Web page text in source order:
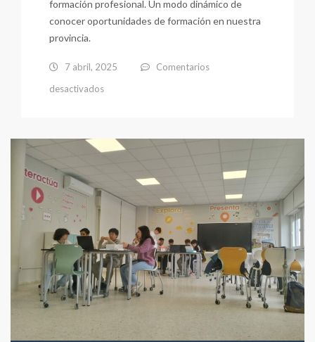
formación profesional. Un modo dinámico de
conocer oportunidades de formación en nuestra
provincia.
7 abril, 2025
Comentarios
desactivadosen
Profesional